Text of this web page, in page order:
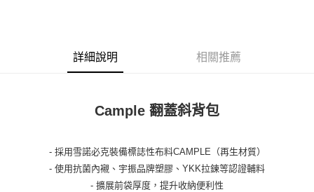
詳細說明 相關推薦
Cample 翻蓋斜背包
- 採用雪諾必克裝備標誌性布料CAMPLE（再生材質）
- 使用抗菌內襯、宇振品牌塑膠、YKK拉鍊等認證輔料
- 擴展前袋厚度，提升收納便利性